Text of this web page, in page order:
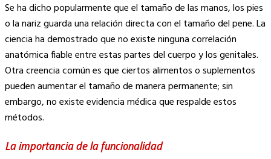
Se ha dicho popularmente que el tamaño de las manos, los pies
o la nariz guarda una relación directa con el tamaño del pene. La
ciencia ha demostrado que no existe ninguna correlación
anatómica fiable entre estas partes del cuerpo y los genitales.
Otra creencia común es que ciertos alimentos o suplementos
pueden aumentar el tamaño de manera permanente; sin
embargo, no existe evidencia médica que respalde estos
métodos.
La importancia de la funcionalidad